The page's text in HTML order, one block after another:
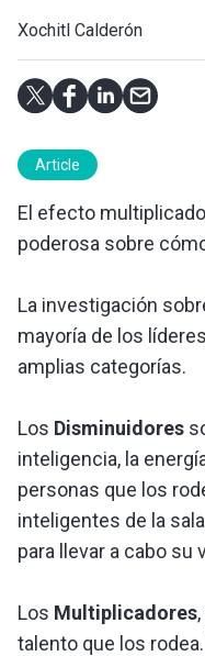
Xochitl Calderón
Article
El efecto
poderosa sobre
La investigación
mayoría de los
amplias categorías.
Los Disminuidores
inteligencia, la
personas que los
inteligentes de la
para llevar a cabo su
Los Multiplicadores
talento que los